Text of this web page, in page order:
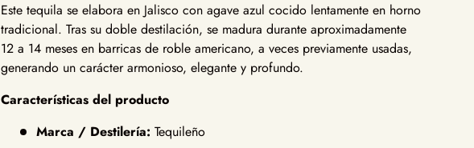
Este tequila se elabora en Jalisco con agave azul cocido lentamente en horno
tradicional. Tras su doble destilación, se madura durante aproximadamente
12 a 14 meses en barricas de roble americano, a veces previamente usadas,
generando un carácter armonioso, elegante y profundo.
Características del producto
Marca / Destilería: Tequileño